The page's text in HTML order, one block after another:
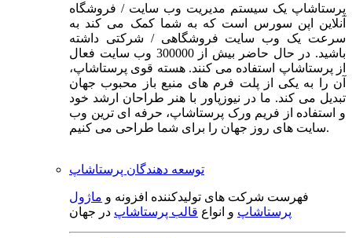
پرستاشاپ یک سیستم مدیریت وب سایت / فروشگاه
آنلاین اپن سورس است که به شما کمک می کند به
سرعت یک وب سایت فروشگاهی / شرکتی داشته
باشید. در حال حاضر بیش از 300000 وب سایت فعال
از پرستاشاپ استفاده می کنند. هسته قوی پرستاشاپ،
آن را به یکی از پلت فرم های منبع باز محبوب جهان
تبدیل می کند. ما در نیوزپاور با هنر طراحان ارشد خود
و استفاده از فریم ورک پرستاشاپ، حرفه ای ترین وب
سایت های روز جهان را برای شما طراحی می کنیم.
توسعه دهندگان پرستاشاپ
فهرست شرکت های تولیدکننده افزونه و ماژول
پرستاشاپ و انواع قالب پرستاشاپ در جهان